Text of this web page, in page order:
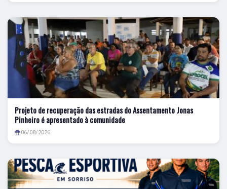
Projeto de recuperação das estradas do Assentamento Jonas
Pinheiro é apresentado à comunidade
06/08/2026